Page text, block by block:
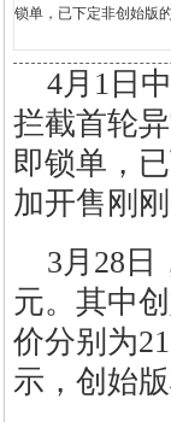
锁单，已下定非创始版
4月1日
拦截首轮
即锁单，
加开售刚
3月28日
元。其中
价分别为
示，创始